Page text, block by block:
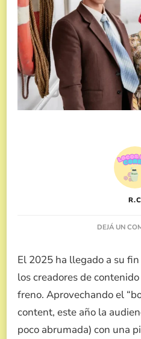
R.C
DEJÁ UN
El 2025 ha llegado a su
los creadores de
freno. Aprovechando el
content, este año la
poco abrumada) con una